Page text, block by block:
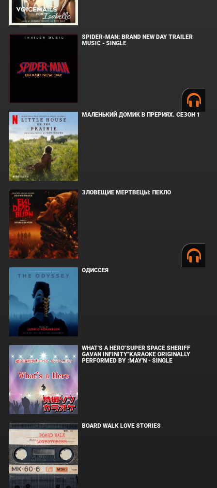
SPIDER-MAN: BRAND NEW DAY TRAILER
MUSIC - SINGLE
МАЛЕНЬКИЙ ДОМИК В ПРЕРИЯХ. СЕЗОН 1
ЗЛОВЕЩИЕ МЕРТВЕЦЫ: ПЕКЛО
ОДИССЕЯ
WHAT'S A HERO"SUPER SPACE SHERIFF
GAVAN INFINITY"KARAOKE ORIGINALLY
PERFORMED BY :MAY'N - SINGLE
BOARD WALK LOVE STORIES